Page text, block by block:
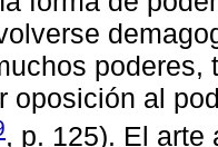
oposición al
, p. 125). El arte